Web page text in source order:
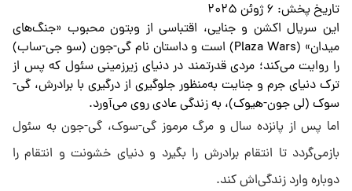
تاریخ پخش: ۶ ژوئن ۲۰۲۵
این سریال اکشن و جنایی، اقتباسی از وبتون محبوب «جنگ‌های
میدان» (Plaza Wars) است و داستان نام گی-جون (سو جی-ساب)
را روایت می‌کند؛ مردی قدرتمند در دنیای زیرزمینی سئول که پس از
ترک دنیای جرم و جنایت به‌منظور جلوگیری از درگیری با برادرش، گی-
سوک (لی جون-هیوک)، به زندگی عادی روی می‌آورد.
اما پس از پانزده سال و مرگ مرموز گی-سوک، گی-جون به سئول
بازمی‌گردد تا انتقام برادرش را بگیرد و دنیای خشونت و انتقام را
دوباره وارد زندگی‌اش کند.